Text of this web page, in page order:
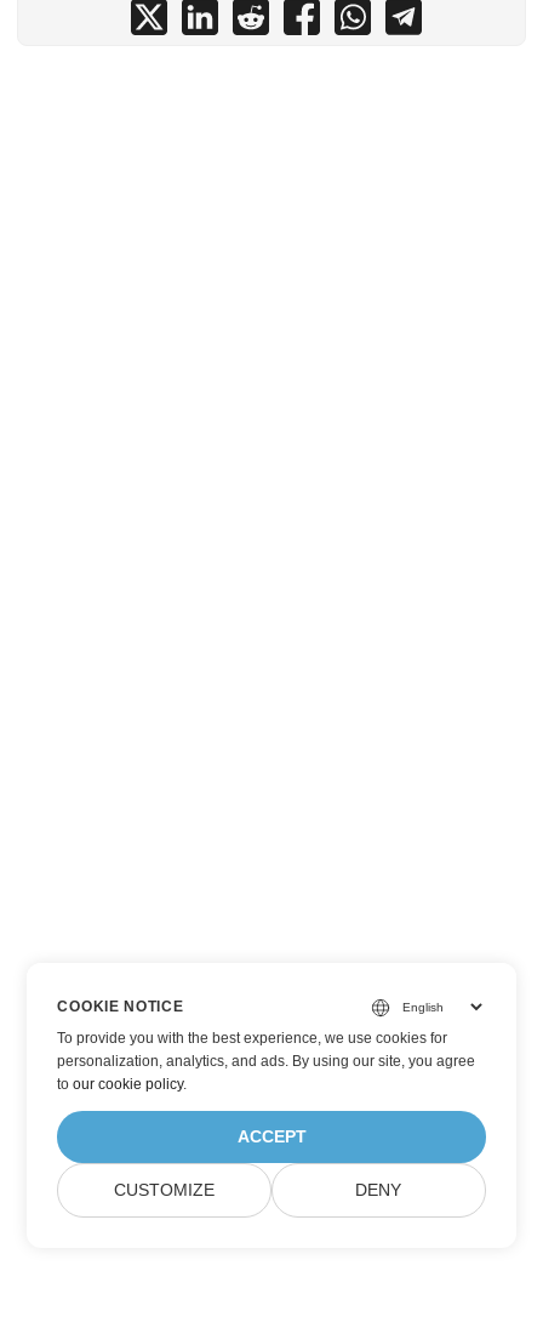
COOKIE NOTICE
To provide you with the best experience, we use cookies for
personalization, analytics, and ads. By using our site, you agree
toour cookie policy.
ACCEPT
CUSTOMIZE DENY